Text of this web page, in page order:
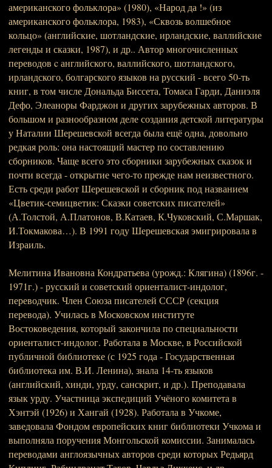
американского фольклора» (1980), «Народ да !» (из
американского фольклора, 1983), «Сквозь волшебное
кольцо» (английские, шотландские, ирландские, валлийские
легенды и сказки, 1987), и др.. Автор многочисленных
переводов c английского, валлийского, шотландского,
ирландского, болгарского языков на русский - всего 50-ть
книг, в том числе Дональда Биссета, Томаса Гарди, Даниэля
Дефо, Элеаноры Фарджон и других зарубежных авторов. В
большом и разнообразном деле создания детской литературы
у Наталии Шерешевской всегда была ещё одна, довольно
редкая роль: она настоящий мастер по составлению
сборников. Чаще всего это сборники зарубежных сказок и
почти всегда - открытие чего-то прежде нам неизвестного.
Есть среди работ Шерешевской и сборник под названием
«Цветик-семицветик: Сказки советских писателей»
(А.Толстой, А.Платонов, В.Катаев, К.Чуковский, С.Маршак,
И.Токмакова…). В 1991 году Шерешевская эмигрировала в
Израиль.
Мелитина Ивановна Кондратьева (урожд.: Клягина) (1896г. -
1971г.) - русский и советский ориенталист-индолог,
переводчик. Член Союза писателей СССР (секция
перевода). Училась в Московском институте
Востоковедения, который закончила по специальности
ориенталист-индолог. Работала в Москве, в Российской
публичной библиотеке (с 1925 года - Государственная
библиотека им. В.И. Ленина), знала 14-ть языков
(английский, хинди, урду, санскрит, и др.). Преподавала
язык урду. Участница экспедиций Учёного комитета в
Хэнтэй (1926) и Хангай (1928). Работала в Учкоме,
заведовала Фондом европейских книг библиотеки Учкома и
выполняла поручения Монгольской комиссии. Занималась
переводами англоязычных авторов среди которых Редьярд